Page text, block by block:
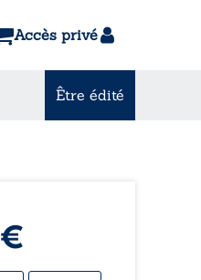
Accès privé
Être édité
€